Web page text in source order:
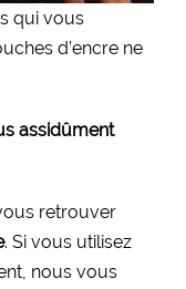
qui vous
d’encre ne
assidûment
retrouver
. Si vous utilisez
nous vous